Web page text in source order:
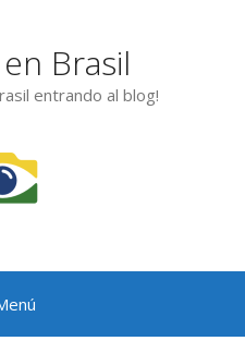
Brasil
entrando al blog!